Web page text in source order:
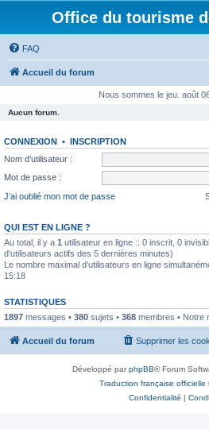
Office du tourisme
FAQ
Accueil du forum
Nous sommes le jeu. août
Aucun forum.
CONNEXION • INSCRIPTION
Nom d’utilisateur :
Mot de passe :
J’ai oublié mon mot de passe
QUI EST EN LIGNE ?
Au total, il y a 1 utilisateur en ligne :: 0 inscrit, 0
d’utilisateurs actifs des 5 dernières minutes)
Le nombre maximal d’utilisateurs en ligne
15:18
STATISTIQUES
1897 messages • 380 sujets • 368 membres • Notre
Accueil du forum Supprimer les
Développé parphpBB® Forum
Traduction française officielle
Confidentialité |